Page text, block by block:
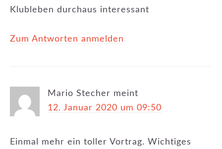
Klubleben durchaus interessant
Zum Antworten anmelden
Mario Stecher meint
12. Januar 2020 um 09:50
Einmal mehr ein toller Vortrag. Wichtiges